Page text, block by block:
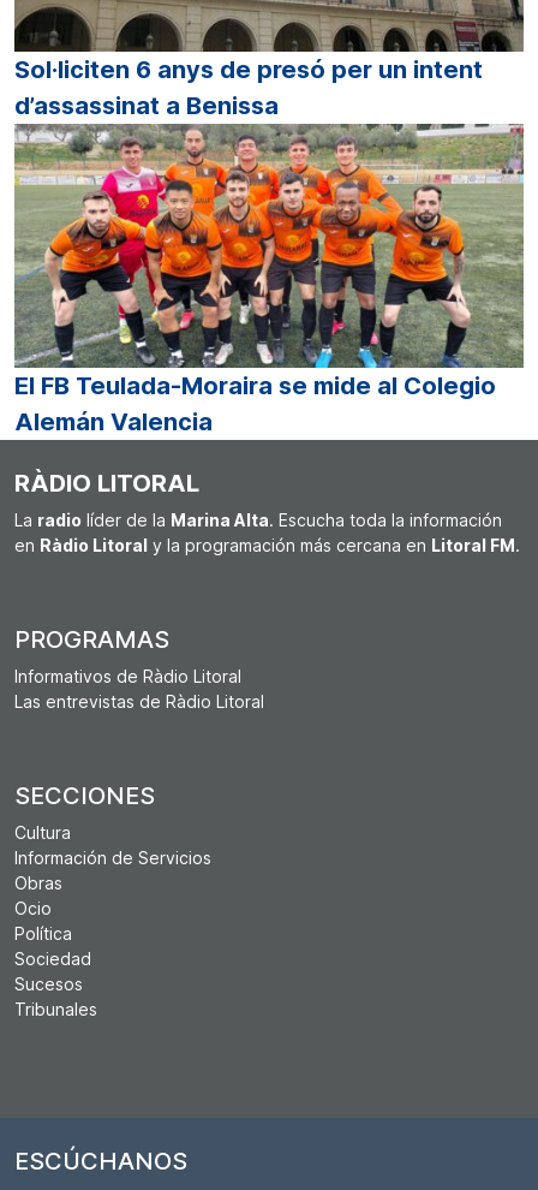
Sol·liciten 6 anys de presó per un intent
d’assassinat a Benissa
El FB Teulada-Moraira se mide al Colegio
Alemán Valencia
RÀDIO LITORAL
La radio líder de la Marina Alta. Escucha toda la información
en Ràdio Litoral y la programación más cercana en Litoral FM.
PROGRAMAS
Informativos de Ràdio Litoral
Las entrevistas de Ràdio Litoral
SECCIONES
Cultura
Información de Servicios
Obras
Ocio
Política
Sociedad
Sucesos
Tribunales
ESCÚCHANOS